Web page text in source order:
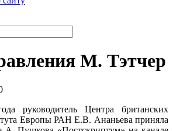
М. Тэтчер
руководитель Центра британских
Европы РАН Е.В. Ананьева приняла